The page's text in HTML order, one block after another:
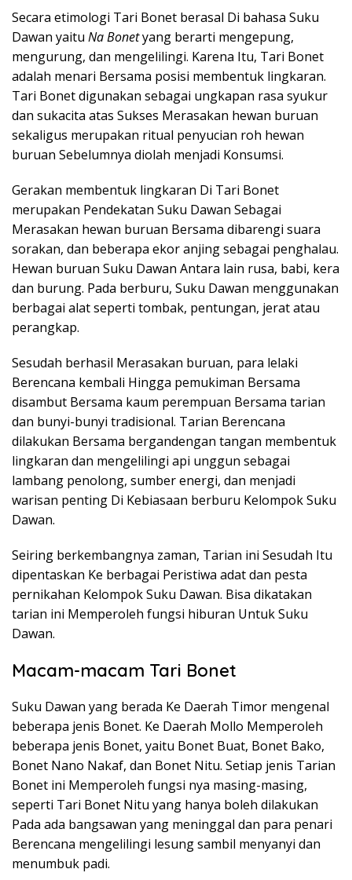
Secara etimologi Tari Bonet berasal Di bahasa Suku
Dawan yaitu Na Bonetyang berarti mengepung,
mengurung, dan mengelilingi. Karena Itu, Tari Bonet
adalah menari Bersama posisi membentuk lingkaran.
Tari Bonet digunakan sebagai ungkapan rasa syukur
dan sukacita atas Sukses Merasakan hewan buruan
sekaligus merupakan ritual penyucian roh hewan
buruan Sebelumnya diolah menjadi Konsumsi.
Gerakan membentuk lingkaran Di Tari Bonet
merupakan Pendekatan Suku Dawan Sebagai
Merasakan hewan buruan Bersama dibarengi suara
sorakan, dan beberapa ekor anjing sebagai penghalau.
Hewan buruan Suku Dawan Antara lain rusa, babi, kera
dan burung. Pada berburu, Suku Dawan menggunakan
berbagai alat seperti tombak, pentungan, jerat atau
perangkap.
Sesudah berhasil Merasakan buruan, para lelaki
Berencana kembali Hingga pemukiman Bersama
disambut Bersama kaum perempuan Bersama tarian
dan bunyi-bunyi tradisional. Tarian Berencana
dilakukan Bersama bergandengan tangan membentuk
lingkaran dan mengelilingi api unggun sebagai
lambang penolong, sumber energi, dan menjadi
warisan penting Di Kebiasaan berburu Kelompok Suku
Dawan.
Seiring berkembangnya zaman, Tarian ini Sesudah Itu
dipentaskan Ke berbagai Peristiwa adat dan pesta
pernikahan Kelompok Suku Dawan. Bisa dikatakan
tarian ini Memperoleh fungsi hiburan Untuk Suku
Dawan.
Macam-macam Tari Bonet
Suku Dawan yang berada Ke Daerah Timor mengenal
beberapa jenis Bonet. Ke Daerah Mollo Memperoleh
beberapa jenis Bonet, yaitu Bonet Buat, Bonet Bako,
Bonet Nano Nakaf, dan Bonet Nitu. Setiap jenis Tarian
Bonet ini Memperoleh fungsi nya masing-masing,
seperti Tari Bonet Nitu yang hanya boleh dilakukan
Pada ada bangsawan yang meninggal dan para penari
Berencana mengelilingi lesung sambil menyanyi dan
menumbuk padi.